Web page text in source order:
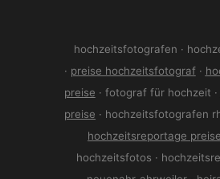
hochzeitsfotografen ·
· preise hochzeitsfotograf·
preise · fotograf für hochzeit ·
preise · hochzeitsfotografen
hochzeitsreportage preise
hochzeitsfotos ·